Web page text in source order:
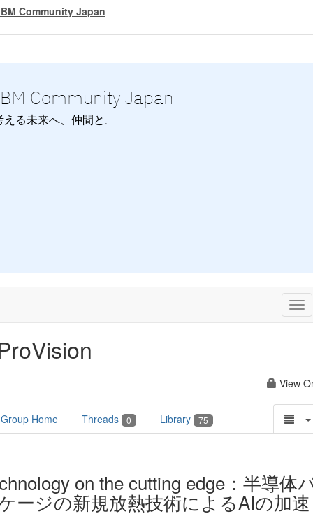
Community Japan
Community Japan
える未来へ、仲間と.
View
Group Home Threads 0 Library 75
on the cutting edge：半導体
ージの新規放熱技術によるAIの加速